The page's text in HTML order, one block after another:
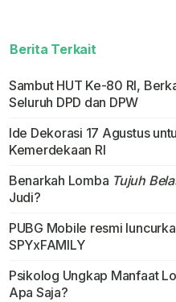
Berita Terkait
Sambut HUT Ke-80 RI,
Seluruh DPD dan DPW
Ide Dekorasi 17 Agustus
Kemerdekaan RI
Benarkah Lomba Tujuh
Judi?
PUBG Mobile resmi
SPYxFAMILY
Psikolog Ungkap Manfaat
Apa Saja?